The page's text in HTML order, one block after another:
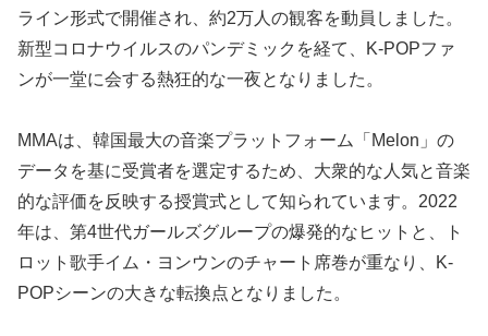
ライン形式で開催され、約2万人の観客を動員しました。
新型コロナウイルスのパンデミックを経て、K-POPファ
ンが一堂に会する熱狂的な一夜となりました。
MMAは、韓国最大の音楽プラットフォーム「Melon」の
データを基に受賞者を選定するため、大衆的な人気と音楽
的な評価を反映する授賞式として知られています。2022
年は、第4世代ガールズグループの爆発的なヒットと、ト
ロット歌手イム・ヨンウンのチャート席巻が重なり、K-
POPシーンの大きな転換点となりました。